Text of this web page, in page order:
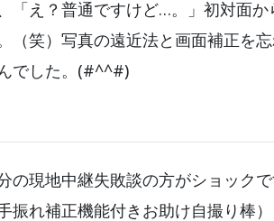
「え？普通ですけど…。」初対面か
（笑）写真の遠近法と画面補正を
でした。(#^^#)
現地中継失敗談の方がショックで
れ補正機能付きお助け自撮り棒）